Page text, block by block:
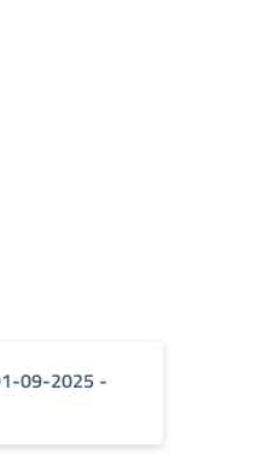
09-2025 -